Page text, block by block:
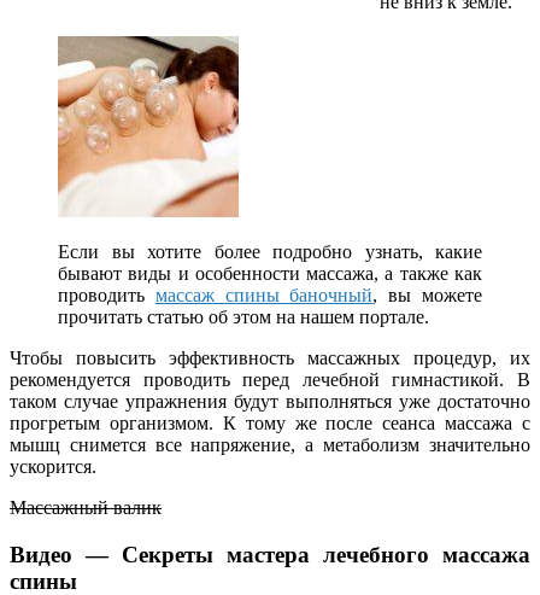
Если вы хотите более подробно узнать, какие
бывают виды и особенности массажа, а также как
проводить массаж спины баночный, вы можете
прочитать статью об этом на нашем портале.
Чтобы повысить эффективность массажных процедур, их
рекомендуется проводить перед лечебной гимнастикой. В
таком случае упражнения будут выполняться уже достаточно
прогретым организмом. К тому же после сеанса массажа с
мышц снимется все напряжение, а метаболизм значительно
ускорится.
Массажный валик
Видео — Секреты мастера лечебного массажа
спины